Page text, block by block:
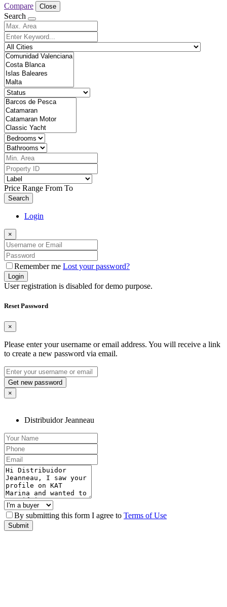
Compare Close
Search
Price Range From To
Search
Login
×
Remember me Lost your password?
Login
User registration is disabled for demo purpose.
Reset Password
×
Please enter your username or email address. You will receive a link
to create a new password via email.
Get new password
×
Distribuidor Jeanneau
By submitting this form I agree to Terms of Use
Submit